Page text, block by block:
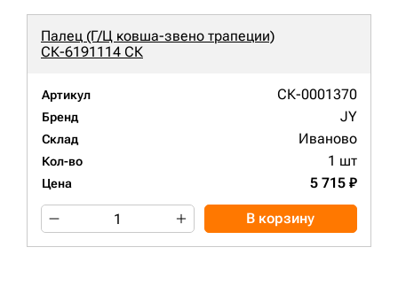
Палец (Г/Ц ковша-звено трапеции)
СК-6191114 СК
Артикул СК-0001370
Бренд JY
Склад Иваново
Кол-во 1 шт
Цена 5 715 ₽
В корзину